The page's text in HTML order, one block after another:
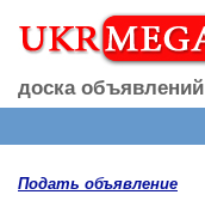
доска объявлений
Подать объявление